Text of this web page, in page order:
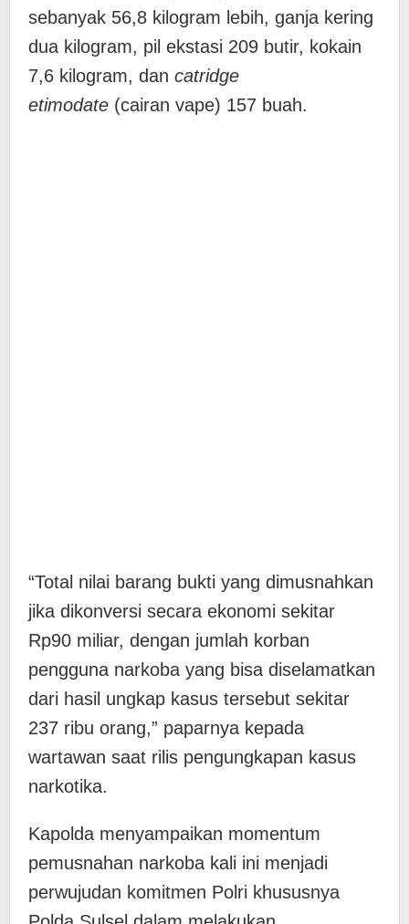
sebanyak 56,8 kilogram lebih, ganja kering
dua kilogram, pil ekstasi 209 butir, kokain
7,6 kilogram, dan catridge
etimodate (cairan vape) 157 buah.
“Total nilai barang bukti yang dimusnahkan
jika dikonversi secara ekonomi sekitar
Rp90 miliar, dengan jumlah korban
pengguna narkoba yang bisa diselamatkan
dari hasil ungkap kasus tersebut sekitar
237 ribu orang,” paparnya kepada
wartawan saat rilis pengungkapan kasus
narkotika.
Kapolda menyampaikan momentum
pemusnahan narkoba kali ini menjadi
perwujudan komitmen Polri khususnya